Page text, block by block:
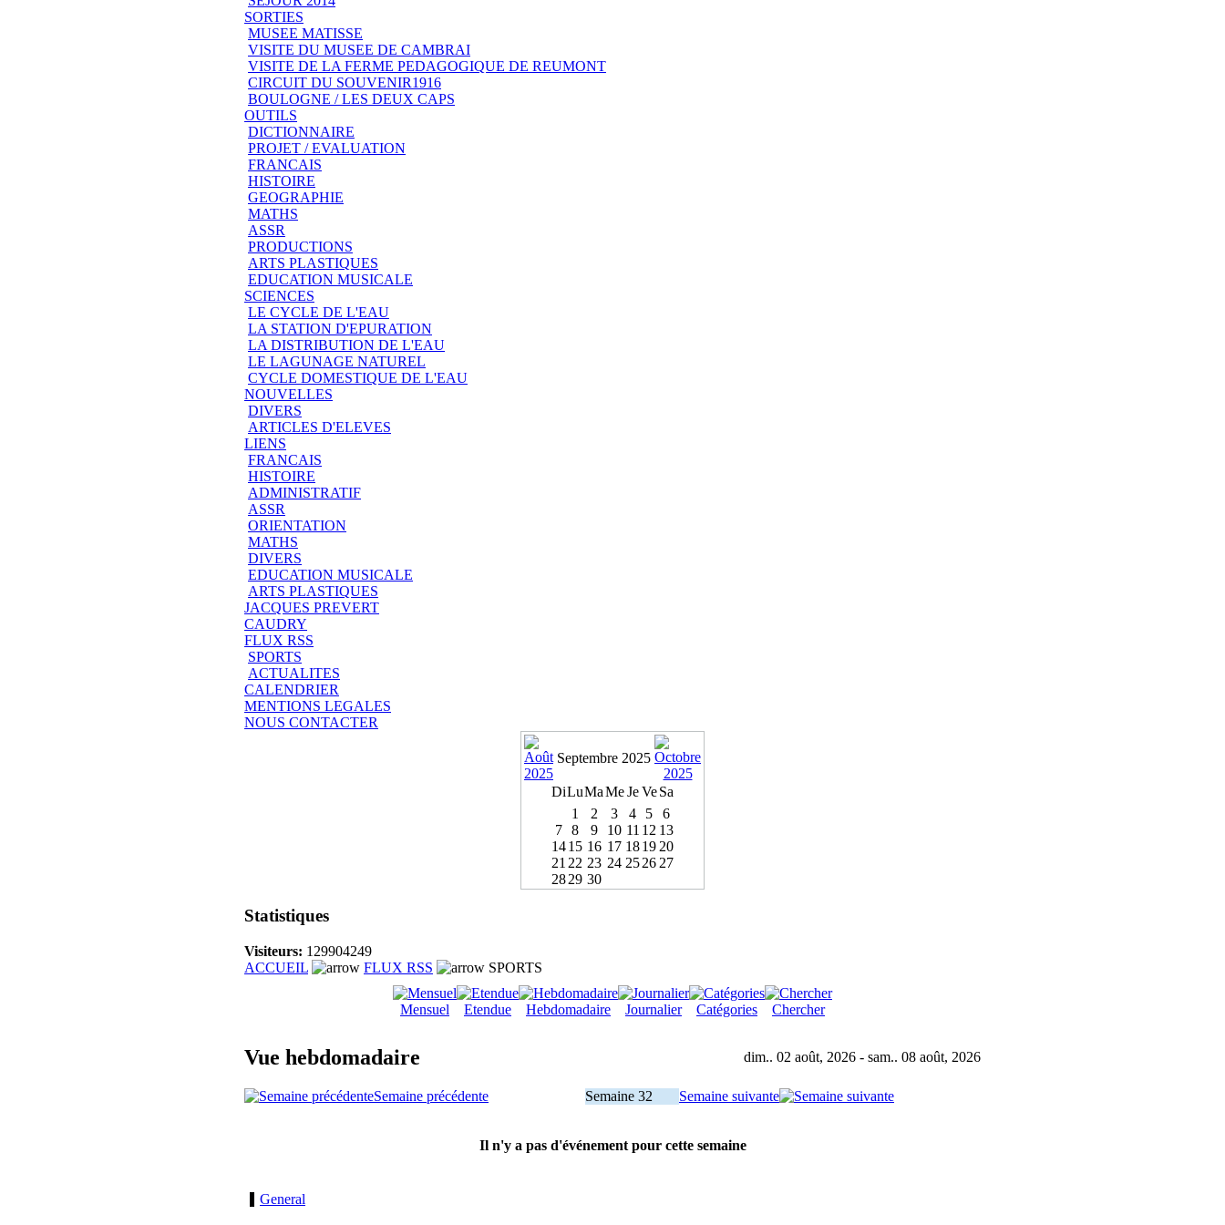
SORTIES
MUSEE MATISSE
VISITE DU MUSEE DE CAMBRAI
VISITE DE LA FERME PEDAGOGIQUE DE REUMONT
CIRCUIT DU SOUVENIR1916
BOULOGNE / LES DEUX CAPS
OUTILS
DICTIONNAIRE
PROJET / EVALUATION
FRANCAIS
HISTOIRE
GEOGRAPHIE
MATHS
ASSR
PRODUCTIONS
ARTS PLASTIQUES
EDUCATION MUSICALE
SCIENCES
LE CYCLE DE L'EAU
LA STATION D'EPURATION
LA DISTRIBUTION DE L'EAU
LE LAGUNAGE NATUREL
CYCLE DOMESTIQUE DE L'EAU
NOUVELLES
DIVERS
ARTICLES D'ELEVES
LIENS
FRANCAIS
HISTOIRE
ADMINISTRATIF
ASSR
ORIENTATION
MATHS
DIVERS
EDUCATION MUSICALE
ARTS PLASTIQUES
JACQUES PREVERT
CAUDRY
FLUX RSS
SPORTS
ACTUALITES
CALENDRIER
MENTIONS LEGALES
NOUS CONTACTER
Septembre 2025
DiLuMaMe Je Ve Sa
1
2 3 4 5
6
7 8 9 10 11 12 13
1415 16 17 1819 20
21 22 23 24 2526 27
2829 30
Statistiques
Visiteurs: 129904249
ACCUEIL
FLUX RSS SPORTS
Mensuel Etendue Hebdomadaire Journalier Catégories Chercher
Vue hebdomadaire dim.. 02 août, 2026 - sam.. 08 août, 2026
Semaine précédente Semaine 32 Semaine suivante
Il n'y a pas d'événement pour cette semaine
General